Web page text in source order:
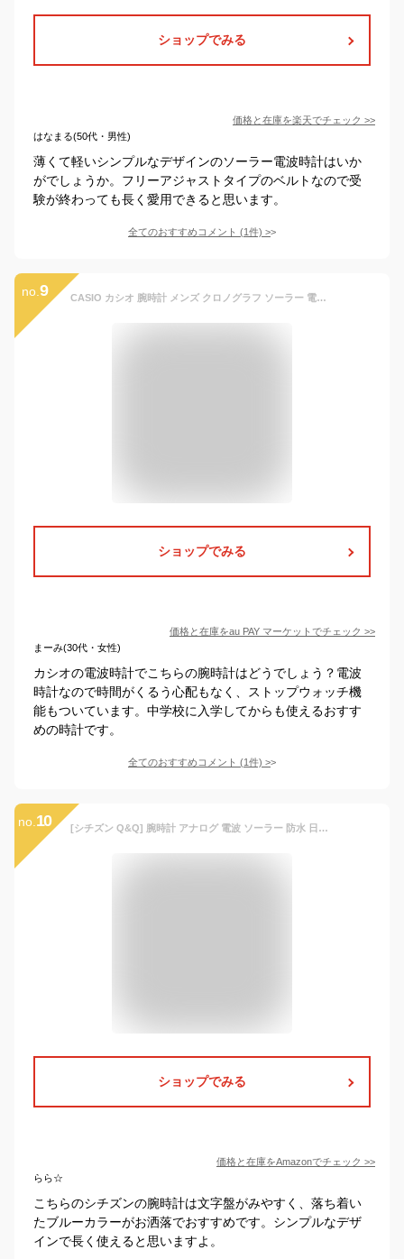
ショップでみる
価格と在庫を楽天でチェック >>
はなまる(50代・男性)
薄くて軽いシンプルなデザインのソーラー電波時計はいか
がでしょうか。フリーアジャストタイプのベルトなので受
験が終わっても長く愛用できると思います。
全てのおすすめコメント (1件) >
no. 9 CASIO カシオ 腕時計 メンズ クロノグラフ ソーラー 電波時計 日付 曜日表示 アナログ 紳士 男性用 ストップウォッチ タイマ一 時刻アラ
ショップでみる
価格と在庫をau PAY マーケット でチェック >>
まーみ(30代・女性)
カシオの電波時計でこちらの腕時計はどうでしょう？電波
時計なので時間がくるう心配もなく、ストップウォッチ機
能もついています。中学校に入学してからも使えるおすす
めの時計です。
全てのおすすめコメント (1件) >
no. 10 [シチズン Q&Q] 腕時計 アナログ 電波 ソーラー 防水 日付 メタルバンド HG12-215 メンズ ブルー
ショップでみる
価格と在庫をAmazonでチェック >>
らら☆
こちらのシチズンの腕時計は文字盤がみやすく、落ち着い
たブルーカラーがお洒落でおすすめです。シンプルなデザ
インで長く使えると思いますよ。